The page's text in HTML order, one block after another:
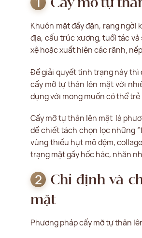
Cấy mỡ tự
Khuôn mặt đầy đặn, rạng ngời
địa, cấu trúc xương, tuổi tác
xệ hoặc xuất hiện các rãnh,
Để giải quyết tình trạng này thì
cấy mỡ tự thân lên mặt với
dụng với mong muốn có thể
Cấy mỡ tự thân lên mặt là
để chiết tách chọn lọc những
vùng thiếu hụt mô đệm,
trạng mặt gầy hốc hác, nhăn
Chỉ định và
mặt
Phương pháp cấy mỡ tự thân